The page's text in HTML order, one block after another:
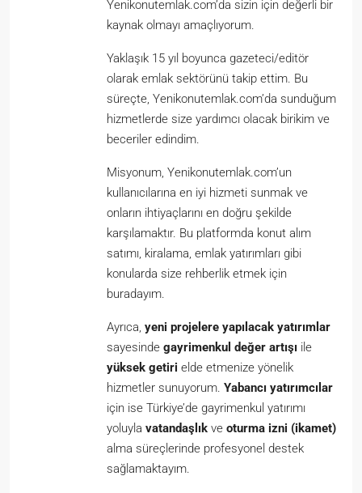
Yenikonutemlak.com’da sizin için değerli bir
kaynak olmayı amaçlıyorum.
Yaklaşık 15 yıl boyunca gazeteci/editör
olarak emlak sektörünü takip ettim. Bu
süreçte, Yenikonutemlak.com’da sunduğum
hizmetlerde size yardımcı olacak birikim ve
beceriler edindim.
Misyonum, Yenikonutemlak.com’un
kullanıcılarına en iyi hizmeti sunmak ve
onların ihtiyaçlarını en doğru şekilde
karşılamaktır. Bu platformda konut alım
satımı, kiralama, emlak yatırımları gibi
konularda size rehberlik etmek için
buradayım.
Ayrıca, yeni projelere yapılacak yatırımlar
sayesinde gayrimenkul değer artışı ile
yüksek getiri elde etmenize yönelik
hizmetler sunuyorum. Yabancı yatırımcılar
için ise Türkiye’de gayrimenkul yatırımı
yoluyla vatandaşlık ve oturma izni (ikamet)
alma süreçlerinde profesyonel destek
sağlamaktayım.